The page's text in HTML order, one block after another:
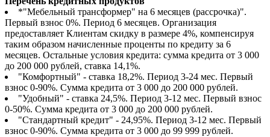
*"Мебельный трансформер" на 6 месяцев (рассрочка)".
Первый взнос 0%. Период 6 месяцев. Организация
предоставляет Клиентам скидку в размере 4%, компенсируя
таким образом начисленные проценты по кредиту за 6
месяцев. Остальные условия кредита: сумма кредита от 3 000
до 200 000 рублей, ставка 14,1%.
"Комфортный" - ставка 18,2%. Период 3-24 мес. Первый
взнос 0-90%. Сумма кредита от 3 000 до 200 000 рублей.
"Удобный" - ставка 24,5%. Период 3-12 мес. Первый взнос
0-50%. Сумма кредита от 3 000 до 200 000 рублей.
"Стандартный кредит" - 24,95%. Период 3-12 мес. Первый
взнос 0-90%. Сумма кредита от 3 000 до 99 999 рублей.